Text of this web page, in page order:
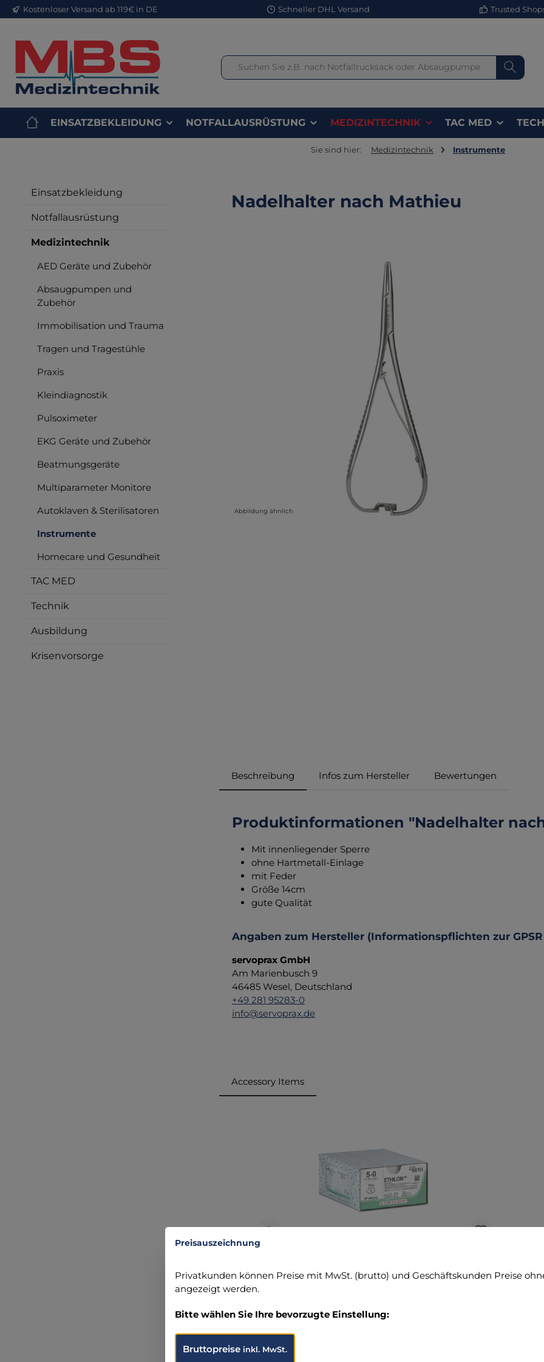
Hauptinhalt springen
Zur Suche springen
Zur Hauptnavigation springen
Kostenloser Versand ab 119€ in DE Schneller DHL Versand Trusted
EINSATZBEKLEIDUNG NOTFALLAUSRÜSTUNG MEDIZINTECHNIK TAC MED
Sie sind hier: Medizintechnik Instrumente
Einsatzbekleidung
Notfallausrüstung
Medizintechnik
AED Geräte und Zubehör
Absaugpumpen und
Zubehör
Immobilisation und Trauma
Tragen und Tragestühle
Praxis
Kleindiagnostik
Pulsoximeter
EKG Geräte und Zubehör
Beatmungsgeräte
Multiparameter Monitore
Autoklaven & Sterilisatoren
Instrumente
Homecare und Gesundheit
TAC MED
Technik
Ausbildung
Krisenvorsorge
Nadelhalter nach Mathieu
Abbildung ähnlich
Beschreibung Infos zum Hersteller Bewertungen
Produktinformationen "Nadelhalter
Mit innenliegender Sperre
ohne Hartmetall-Einlage
mit Feder
Größe 14cm
gute Qualität
Angaben zum Hersteller (Informationspflichten zur
servoprax GmbH
Am Marienbusch 9
46485 Wesel, Deutschland
+49 281 95283-0
info@servoprax.de
Accessory Items
MBS Medizintechnik bietet eine zuverlässige
Lösung für die schnelle und effektive Wundnaht.
Preisauszeichnung
Privatkunden können Preise mit MwSt. (brutto) und Geschäftskunden Preise
angezeigt werden.
Bitte wählen Sie Ihre bevorzugte Einstellung:
Bruttopreise inkl. MwSt.